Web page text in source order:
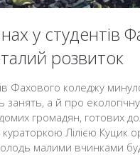
у
розвиток
Фахового коледжу
занять, а й про
громадян, готових
Лілією
малими вчинками